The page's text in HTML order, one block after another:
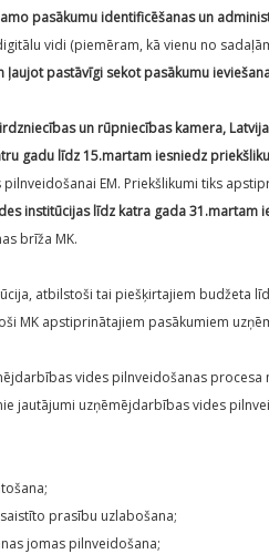
pasākumu identificēšanas un
vidi (piemēram, kā vienu no
pastāvīgi sekot pasākumu
un rūpniecības kamera,
gadu līdz 15.martam iesniedz
EM. Priekšlikumi tiks
institūcijas līdz katra gada 31.martam
brīža MK.
atbilstoši tai piešķirtajiem budžeta
MK apstiprinātajiem pasākumiem
vides pilnveidošanas procesa
jautājumi uzņēmējdarbības vides
prasību uzlabošana;
jomas pilnveidošana;